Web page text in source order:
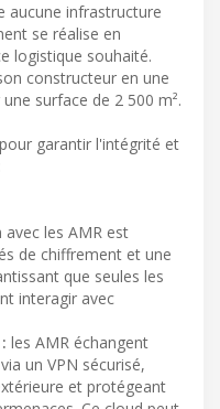
aucune infrastructure
se réalise en
logistique souhaité.
constructeur en une
surface de 2 500 m².
garantir l'intégrité et
avec les AMR est
de chiffrement et une
que seules les
interagir avec
les AMR échangent
un VPN sécurisé,
et protégeant